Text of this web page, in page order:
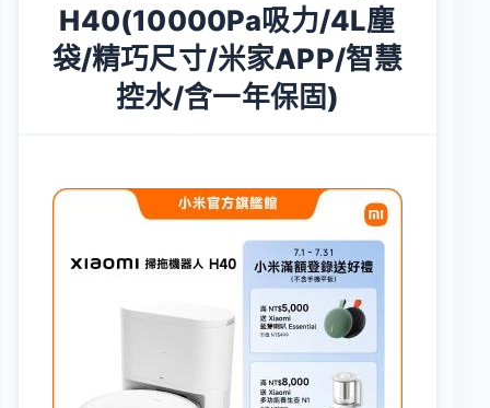
H40(10000Pa吸力/4L塵
袋/精巧尺寸/米家APP/智慧
控水/含一年保固)